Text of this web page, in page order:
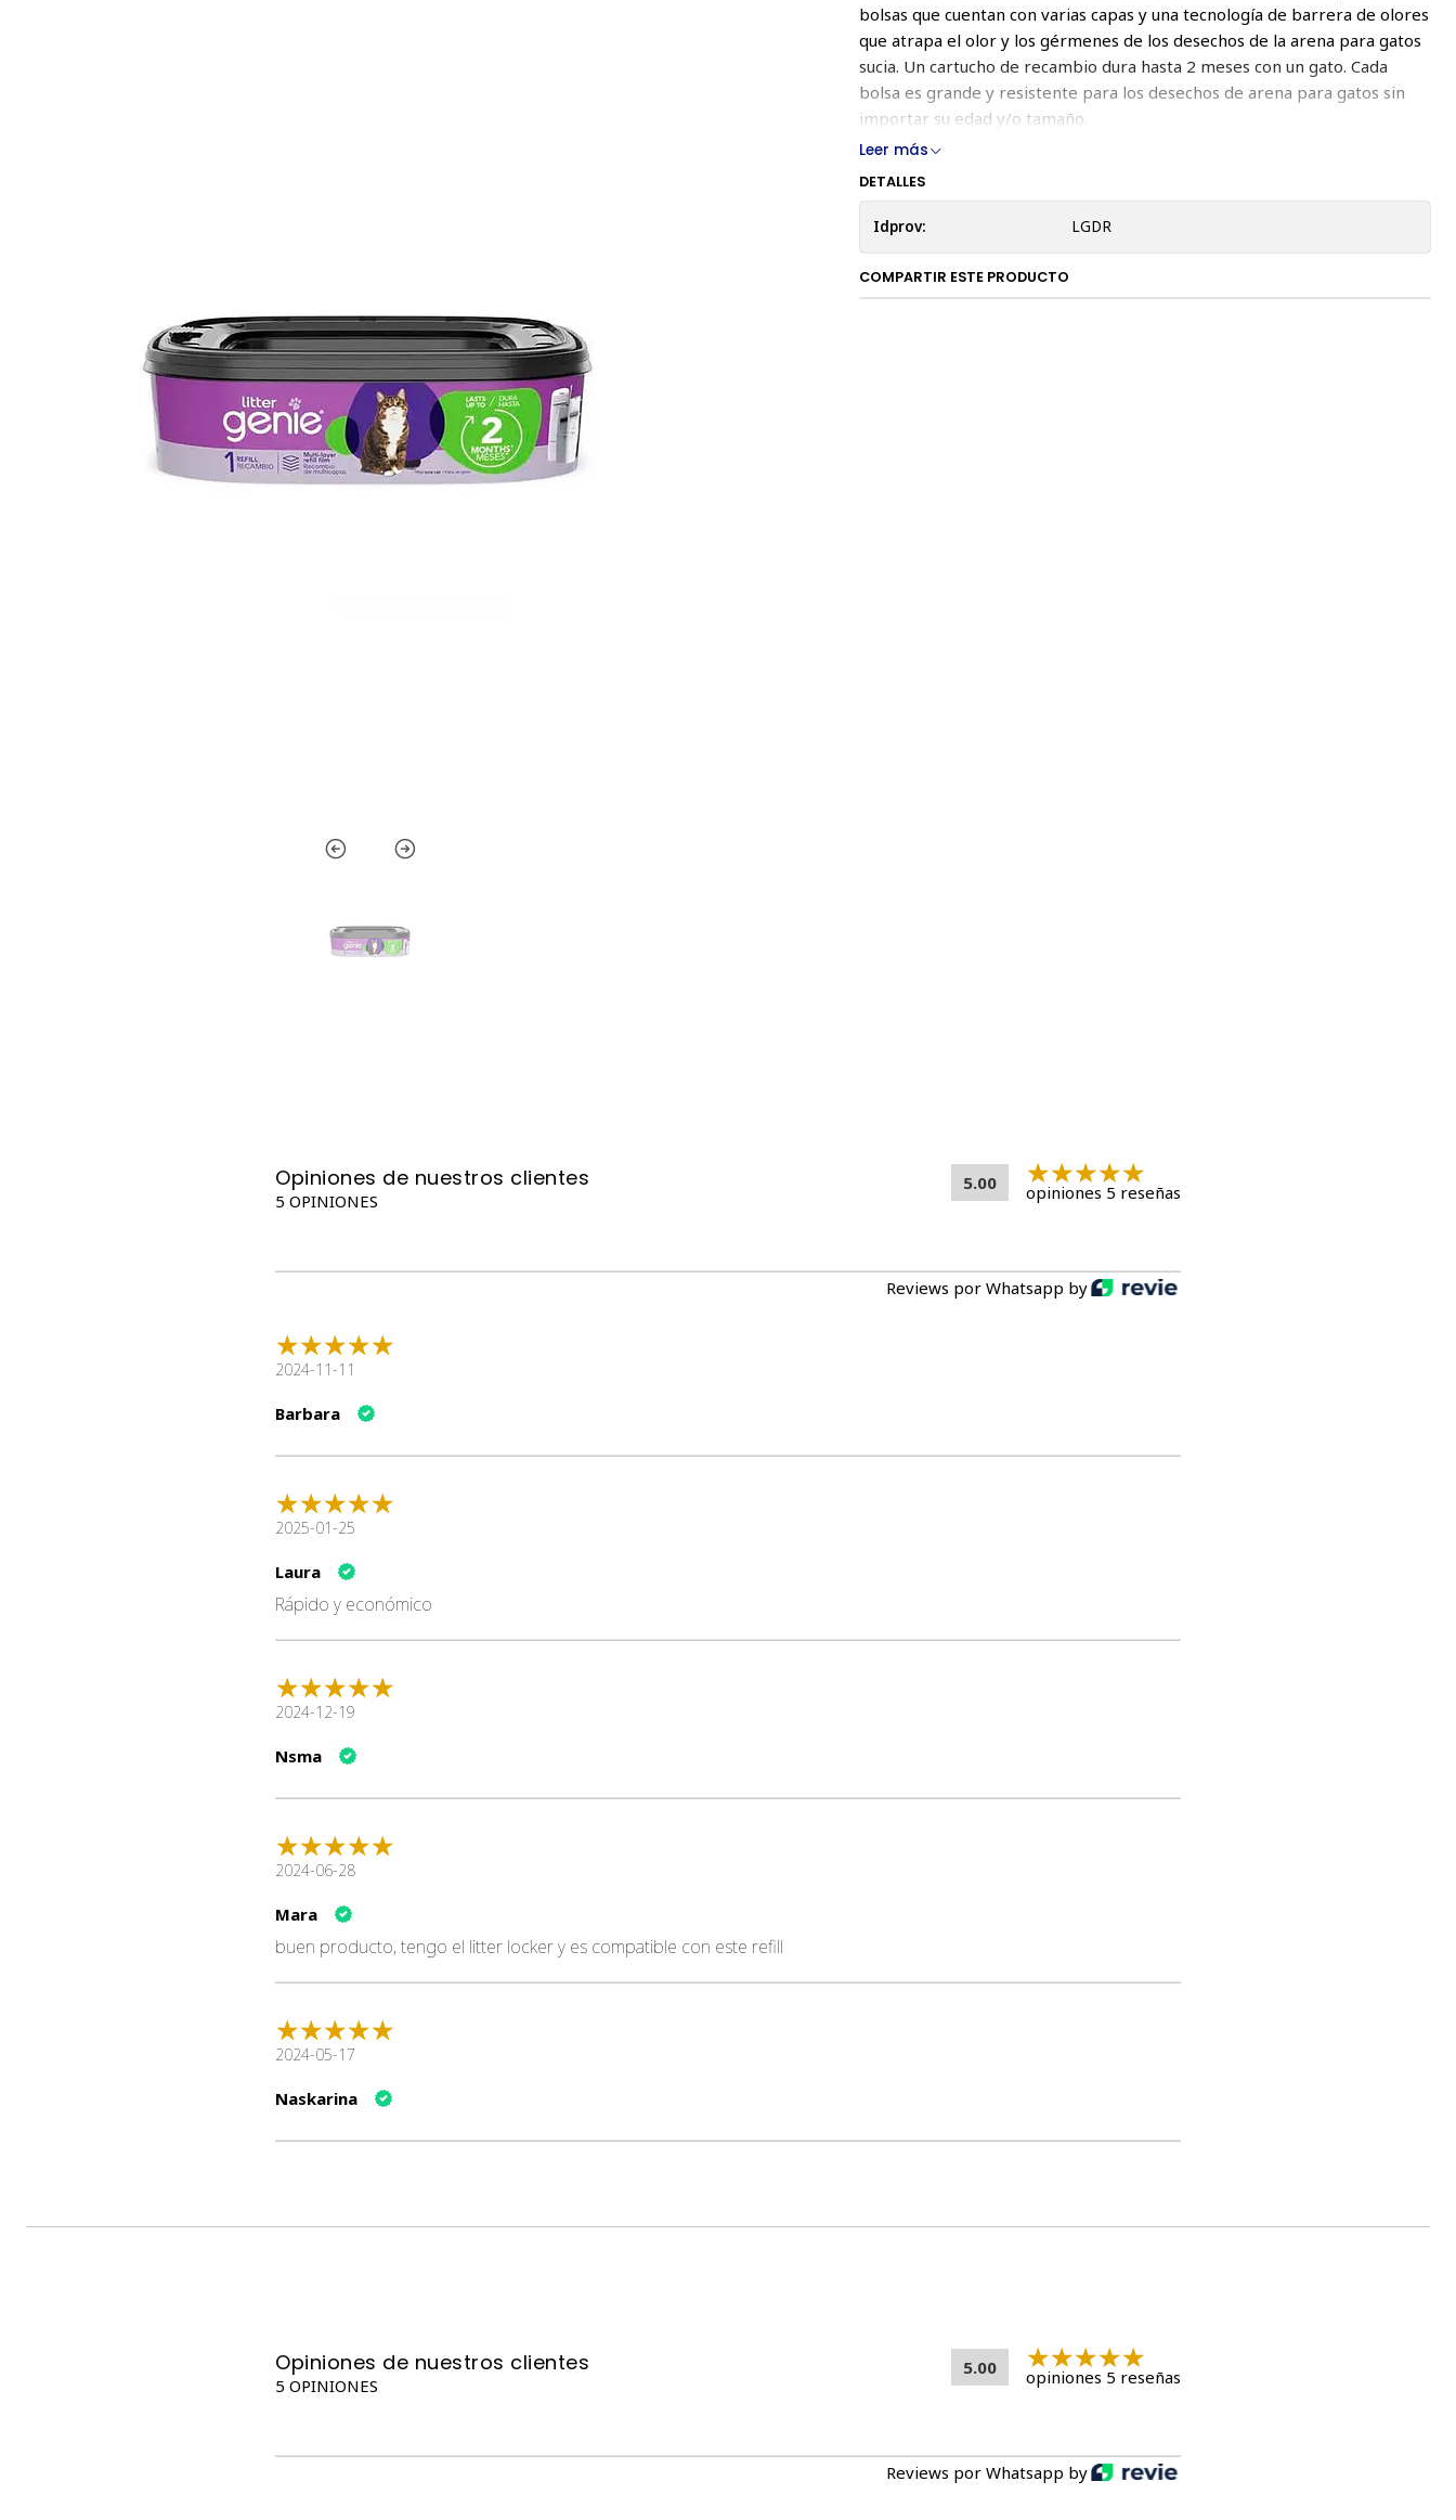
bolsas que cuentan con varias capas y una tecnología de barrera de olores
que atrapa el olor y los gérmenes de los desechos de la arena para gatos
sucia. Un cartucho de recambio dura hasta 2 meses con un gato. Cada
bolsa es grande y resistente para los desechos de arena para gatos sin
importar su edad y/o tamaño.
Leer más
DETALLES
Idprov: LGDR
COMPARTIR ESTE PRODUCTO
Opiniones de nuestros clientes
5 OPINIONES
5.00 opiniones 5 reseñas
Reviews por Whatsapp by
2024-11-11
Barbara
2025-01-25
Laura
Rápido y económico
2024-12-19
Nsma
2024-06-28
Mara
buen producto, tengo el litter locker y es compatible con este refill
2024-05-17
Naskarina
Opiniones de nuestros clientes
5 OPINIONES
5.00 opiniones 5 reseñas
Reviews por Whatsapp by